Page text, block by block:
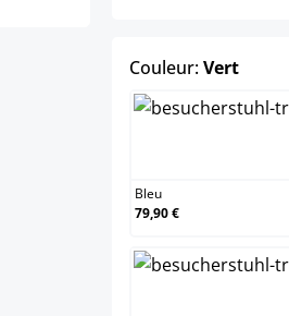
Couleur:Vertselect
Bleu
79,90 €